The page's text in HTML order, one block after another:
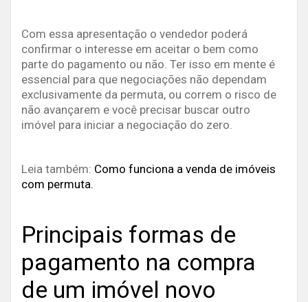
Com essa apresentação o vendedor poderá
confirmar o interesse em aceitar o bem como
parte do pagamento ou não. Ter isso em mente é
essencial para que negociações não dependam
exclusivamente da permuta, ou correm o risco de
não avançarem e você precisar buscar outro
imóvel para iniciar a negociação do zero.
Leia também: Como funciona a venda de imóveis
com permuta.
Principais formas de
pagamento na compra
de um imóvel novo